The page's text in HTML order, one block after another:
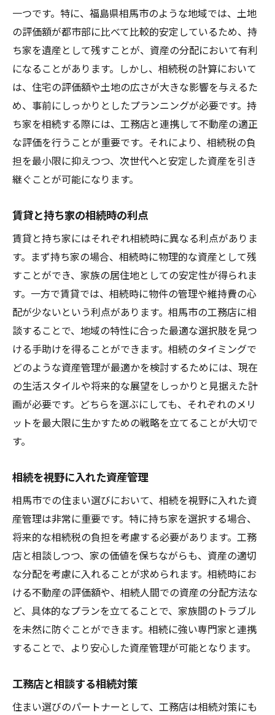
一つです。特に、福島県相馬市のような地域では、土地
の評価額が都市部に比べて比較的安定しているため、持
ち家を遺産として残すことが、資産の分配において有利
になることがあります。しかし、相続税の計算において
は、住宅の評価額や土地の広さが大きな影響を与えるた
め、事前にしっかりとしたプランニングが必要です。持
ち家を相続する際には、工務店と連携して不動産の適正
な評価を行うことが重要です。それにより、相続税の負
担を最小限に抑えつつ、次世代へと安定した資産を引き
継ぐことが可能になります。
賃貸と持ち家の相続時の利点
賃貸と持ち家にはそれぞれ相続時に異なる利点がありま
す。まず持ち家の場合、相続時に物理的な資産として残
すことができ、家族の居住地としての安定性が得られま
す。一方で賃貸では、相続時に物件の管理や維持費の心
配が少ないという利点があります。相馬市の工務店に相
談することで、地域の特性に合った最適な選択肢を見つ
ける手助けを得ることができます。相続のタイミングで
どのような資産管理が最適かを検討するためには、現在
の生活スタイルや将来的な展望をしっかりと見据えた計
画が必要です。どちらを選ぶにしても、それぞれのメリ
ットを最大限に生かすための戦略を立てることが大切で
す。
相続を視野に入れた資産管理
相馬市での住まい選びにおいて、相続を視野に入れた資
産管理は非常に重要です。特に持ち家を選択する場合、
将来的な相続税の負担を考慮する必要があります。工務
店と相談しつつ、家の価値を保ちながらも、資産の適切
な分配を考慮に入れることが求められます。相続時にお
ける不動産の評価額や、相続人間での資産の分配方法な
ど、具体的なプランを立てることで、家族間のトラブル
を未然に防ぐことができます。相続に強い専門家と連携
することで、より安心した資産管理が可能となります。
工務店と相談する相続対策
住まい選びのパートナーとして、工務店は相続対策にも